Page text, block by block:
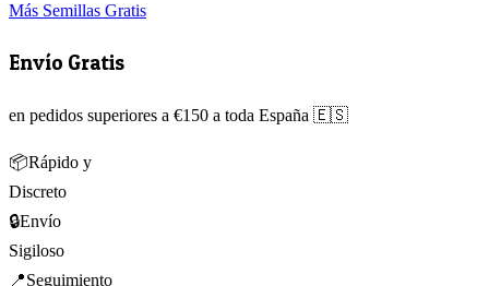
Más Semillas Gratis
Envío Gratis
en pedidos superiores a €150 a toda España 🇪🇸
📦Rápido y
Discreto
🔒Envío
Sigiloso
📍Seguimiento